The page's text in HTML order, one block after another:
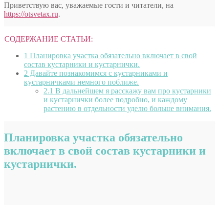
Приветствую вас, уважаемые гости и читатели, на
https://otsvetax.ru.
СОДЕРЖАНИЕ СТАТЬИ:
1 Планировка участка обязательно включает в свой
состав кустарники и кустарнички.
2 Давайте познакомимся с кустарниками и
кустарничками немного поближе.
2.1 В дальнейшем я расскажу вам про кустарники
и кустарнички более подробно, и каждому
растению в отдельности уделю больше внимания.
Планировка участка обязательно
включает в свой состав кустарники и
кустарнички.